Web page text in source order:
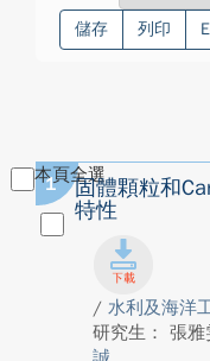
儲存 列印
本頁全選
1
固體顆粒和
特性
/ 水利及海洋
研究生： 張雅